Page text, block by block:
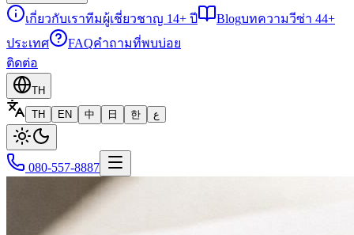
เกี่ยวกับเราทีมผู้เชี่ยวชาญ 14+ ปี Blogบทความวีซ่า 44+
ประเทศ
FAQคำถามที่พบบ่อย
ติดต่อ
TH
TH
EN 中 日 한 ع
080-557-8887